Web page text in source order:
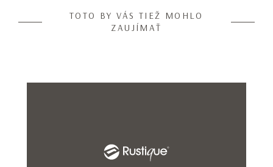
TOTO BY VÁS TIEŽ MOHLO
ZAUJÍMAŤ